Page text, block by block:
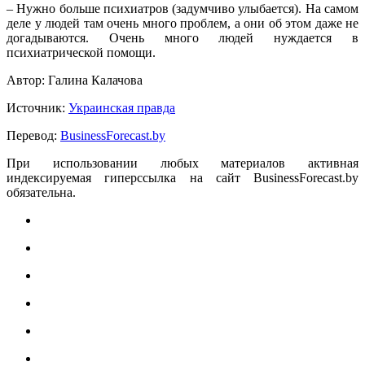
– Нужно больше психиатров (задумчиво улыбается). На самом
деле у людей там очень много проблем, а они об этом даже не
догадываются. Очень много людей нуждается в
психиатрической помощи.
Автор: Галина Калачова
Источник: Украинская правда
Перевод: BusinessForecast.by
При использовании любых материалов активная
индексируемая гиперссылка на сайт BusinessForecast.by
обязательна.